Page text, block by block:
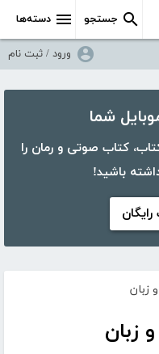
دسته‌ها جستجو
ورود / ثبت نام
کتابراه، بیش از ۵۰،۰۰۰ کتاب، کتاب صوتی و رمان را
باشید!
زبان
زبان